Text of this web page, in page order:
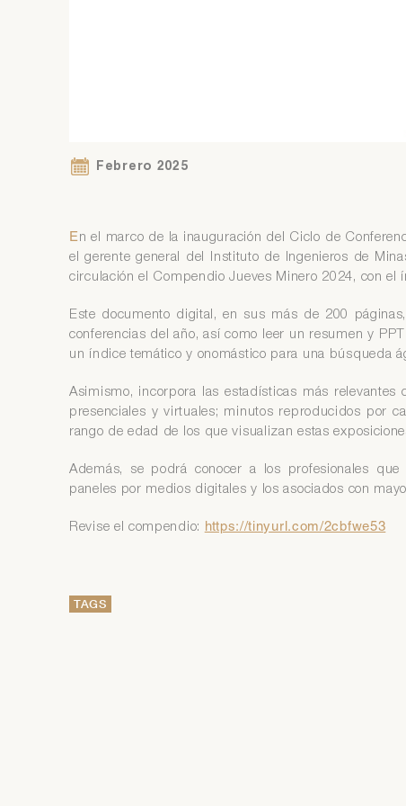
Febrero 2025
En el marco de la inauguración del Ciclo de
el gerente general del Instituto de Ingenieros de
circulación el Compendio Jueves Minero 2024, con el
Este documento digital, en sus más de 200
conferencias del año, así como leer un resumen y
un índice temático y onomástico para una búsqueda
Asimismo, incorpora las estadísticas más
presenciales y virtuales; minutos reproducidos por
rango de edad de los que visualizan estas
Además, se podrá conocer a los profesionales
paneles por medios digitales y los asociados con
Revise el compendio: https://tinyurl.com/2cbfwe53
TAGS